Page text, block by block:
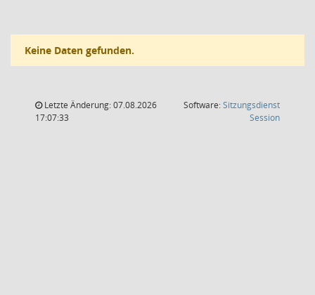
Keine Daten gefunden.
Letzte Änderung: 07.08.2026
17:07:33
Software:Sitzungsdienst
Session(Wird in